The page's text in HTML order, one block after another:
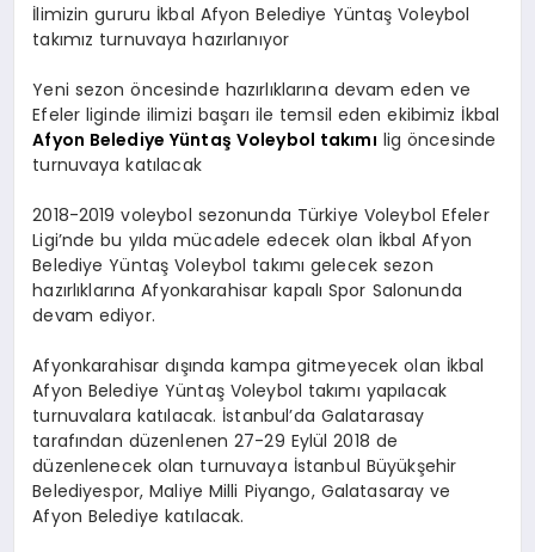
İlimizin gururu İkbal Afyon Belediye Yüntaş Voleybol
takımız turnuvaya hazırlanıyor
Yeni sezon öncesinde hazırlıklarına devam eden ve
Efeler liginde ilimizi başarı ile temsil eden ekibimiz İkbal
Afyon Belediye Yüntaş Voleybol takımı lig öncesinde
turnuvaya katılacak
2018-2019 voleybol sezonunda Türkiye Voleybol Efeler
Ligi’nde bu yılda mücadele edecek olan İkbal Afyon
Belediye Yüntaş Voleybol takımı gelecek sezon
hazırlıklarına Afyonkarahisar kapalı Spor Salonunda
devam ediyor.
Afyonkarahisar dışında kampa gitmeyecek olan İkbal
Afyon Belediye Yüntaş Voleybol takımı yapılacak
turnuvalara katılacak. İstanbul’da Galatarasay
tarafından düzenlenen 27-29 Eylül 2018 de
düzenlenecek olan turnuvaya İstanbul Büyükşehir
Belediyespor, Maliye Milli Piyango, Galatasaray ve
Afyon Belediye katılacak.